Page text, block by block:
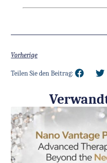
Vorherige
Teilen Sie den Beitrag: